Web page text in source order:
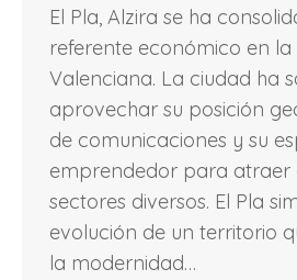
El Pla, Alzira se ha
referente económico en
Valenciana. La ciudad ha
aprovechar su posición
de comunicaciones y su
emprendedor para atraer
sectores diversos. El Pla
evolución de un territorio
la modernidad…